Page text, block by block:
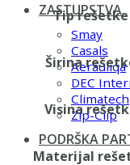
ZASTUPSTVA
Smay
Casals
Aerauliqa
DEC
Climatech
Zip-Clip
PODRŠKA
Tip rešetke
Širina
Visina
Materijal